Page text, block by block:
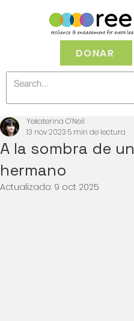
DONAR
A la sombra de un
hermano
Yekaterina O’Neil
13 nov 2023 5 min de lectura
Actualizado: 9 oct 2025